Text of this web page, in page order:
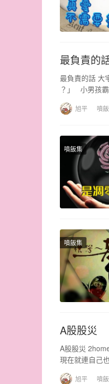
最負責的
最負責的話 大
？」 小男孩
旭平 噴
噴飯集
噴飯集
A股股災
A股股災
現在就連自己
旭平 噴